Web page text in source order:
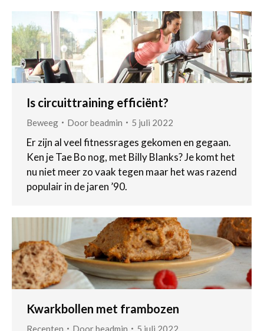
Is circuittraining efficiënt?
Beweeg Doorbeadmin 5 juli 2022
Er zijn al veel fitnessrages gekomen en gegaan.
Ken je Tae Bo nog, met Billy Blanks? Je komt het
nu niet meer zo vaak tegen maar het was razend
populair in de jaren ’90.
Kwarkbollen met frambozen
Recepten Doorbeadmin 5 juli 2022